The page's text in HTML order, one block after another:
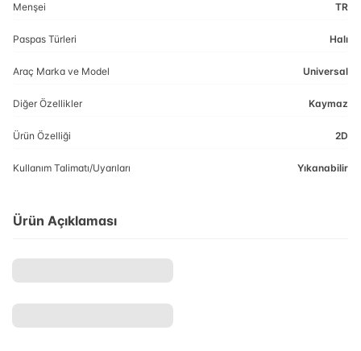
Menşei TR
Paspas Türleri Halı
Araç Marka ve Model Universal
Diğer Özellikler Kaymaz
Ürün Özelliği 2D
Kullanım Talimatı/Uyarıları Yıkanabilir
Ürün Açıklaması